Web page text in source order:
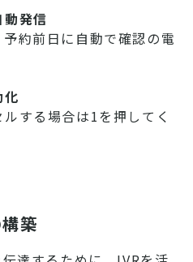
発信
約前日に自動で確認の電
化
する場合は1を押してく
築